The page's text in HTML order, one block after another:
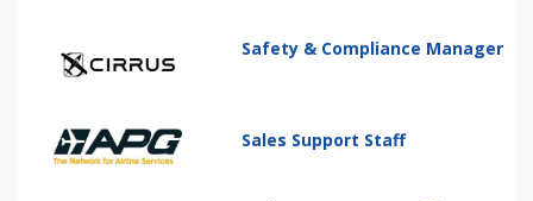
Safety & Compliance Manager
Sales Support Staff